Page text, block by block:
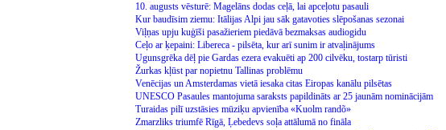
10. augusts vēsturē: Magelāns dodas ceļā, lai apceļotu pasauli
Kur baudīsim ziemu: Itālijas Alpi jau sāk gatavoties slēpošanas sezonai
Viļņas upju kuģīši pasažieriem piedāvā bezmaksas audiogidu
Ceļo ar ķepaini: Libereca - pilsēta, kur arī sunim ir atvaļinājums
Ugunsgrēka dēļ pie Gardas ezera evakuēti ap 200 cilvēku, tostarp tūristi
Žurkas kļūst par nopietnu Tallinas problēmu
Venēcijas un Amsterdamas vietā iesaka citas Eiropas kanālu pilsētas
UNESCO Pasaules mantojuma saraksts papildināts ar 25 jaunām nominācijām
Turaidas pilī uzstāsies mūziķu apvienība «Kuolm randõ»
Zmarzliks triumfē Rīgā, Ļebedevs soļa attālumā no fināla